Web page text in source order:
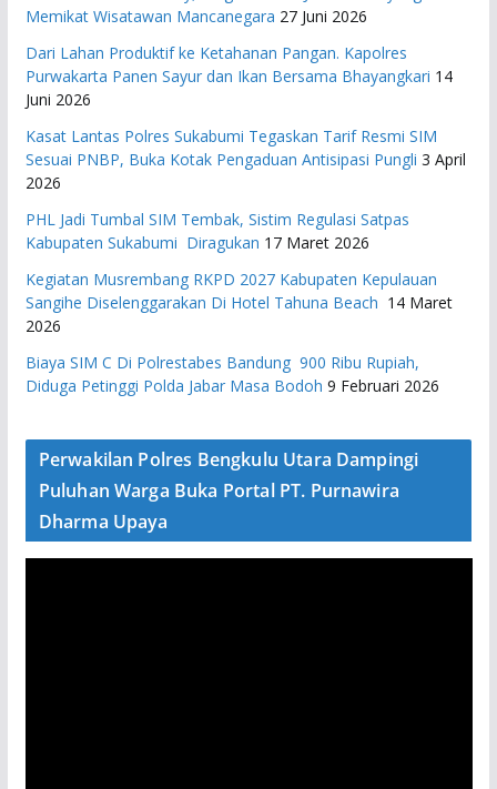
Memikat Wisatawan Mancanegara 27 Juni 2026
Dari Lahan Produktif ke Ketahanan Pangan. Kapolres
Purwakarta Panen Sayur dan Ikan Bersama Bhayangkari 14
Juni 2026
Kasat Lantas Polres Sukabumi Tegaskan Tarif Resmi SIM
Sesuai PNBP, Buka Kotak Pengaduan Antisipasi Pungli 3 April
2026
PHL Jadi Tumbal SIM Tembak, Sistim Regulasi Satpas
Kabupaten Sukabumi Diragukan 17 Maret 2026
Kegiatan Musrembang RKPD 2027 ​Kabupaten Kepulauan
Sangihe Diselenggarakan Di Hotel Tahuna Beach 14 Maret
2026
Biaya SIM C Di Polrestabes Bandung 900 Ribu Rupiah,
Diduga Petinggi Polda Jabar Masa Bodoh 9 Februari 2026
Perwakilan Polres Bengkulu Utara Dampingi
Puluhan Warga Buka Portal PT. Purnawira
Dharma Upaya